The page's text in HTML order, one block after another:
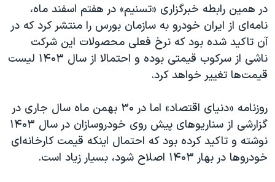
در همین رابطه خبرگزاری «تسنیم» در هفتم اسفند ماه،
نامه‌ای از ایران خودرو به سازمان بورس را منتشر کرد که در
آن تاکید شده بود که نرخ فعلی محصولات این شرکت
ناشی از سرکوب قیمتی بوده و احتمالا از سال ۱۴۰۳ لیست
قیمت‌ها تغییر خواهد کرد.
روزنامه «دنیای اقتصاد» اما در ۳۰ بهمن ماه سال جاری در
گزارشی از سناریوهای پیش روی خودروسازان در سال ۱۴۰۳
نوشته و تاکید کرده بود که احتمال اینکه قیمت کارخانه‌ای
خودروها در بهار ۱۴۰۳ اصلاح شود، بسیار زیاد است.